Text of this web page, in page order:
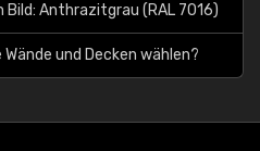
Bild: Anthrazitgrau (RAL 7016)
und Decken wählen?